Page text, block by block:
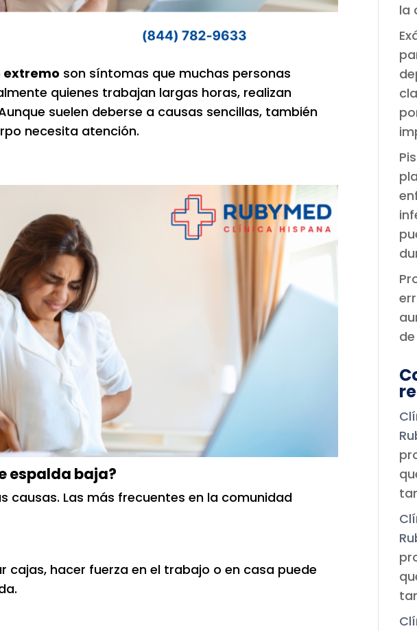
extremo son síntomas que muchas personas
quienes trabajan largas horas, realizan
suelen deberse a causas sencillas, también
necesita atención.
espalda baja?
causas. Las más frecuentes en la comunidad
cajas, hacer fuerza en el trabajo o en casa puede
la